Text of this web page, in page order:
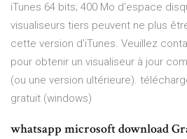
iTunes 64 bits; 400 Mo d’espace
visualiseurs tiers peuvent ne plus
cette version d’iTunes. Veuillez
pour obtenir un visualiseur à jour
(ou une version ultérieure).
gratuit (windows)
whatsapp microsoft download